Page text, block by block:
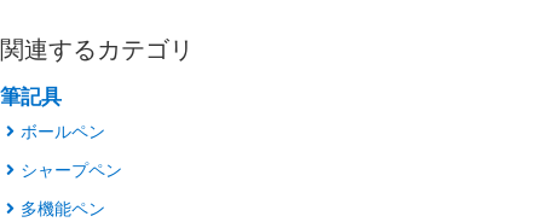
関連するカテゴリ
筆記具
ボールペン
シャープペン
多機能ペン